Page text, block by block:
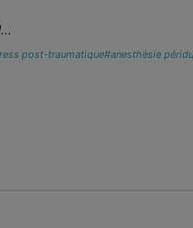
post-traumatique#anesthèsie